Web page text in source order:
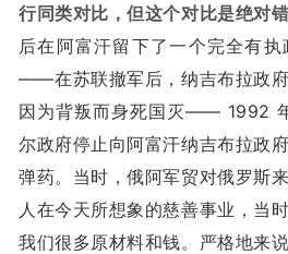
行同类对比，但这个对比是绝对
后在阿富汗留下了一个完全有
——在苏联撤军后，纳吉布拉政
因为背叛而身死国灭—— 1992
尔政府停止向阿富汗纳吉布拉政
弹药。当时，俄阿军贸对俄罗斯
人在今天所想象的慈善事业，当
我们很多原材料和钱。严格地来